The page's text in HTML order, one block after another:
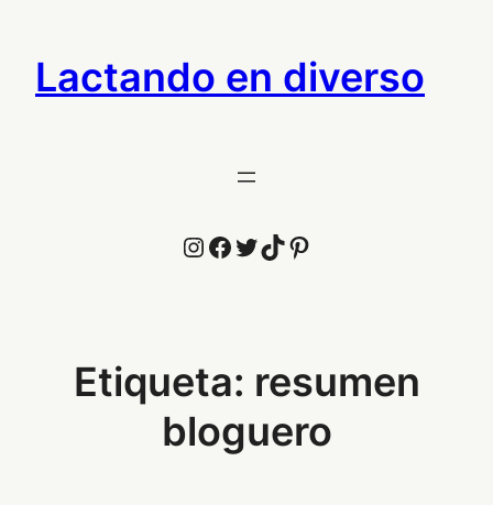
contenido
Lactando en diverso
Instagram
Facebook
Twitter
TikTok
Pinterest
Etiqueta: resumen
bloguero